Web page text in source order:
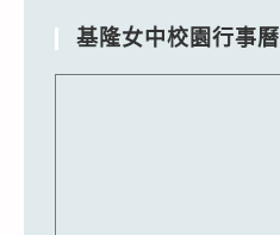
基隆女中校園行事曆